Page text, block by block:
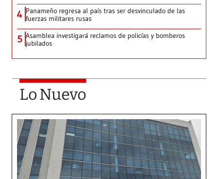
4 Panameño regresa al país tras ser desvinculado de las
fuerzas militares rusas
5 Asamblea investigará reclamos de policías y bomberos
jubilados
Lo Nuevo